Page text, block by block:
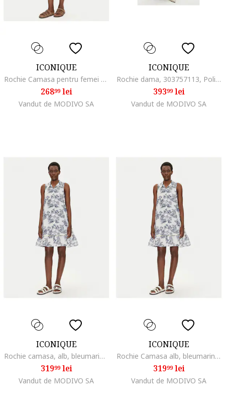
ICONIQUE
Rochie Camasa pentru femei multicolor, fabricata din material de calitate
26899lei
Vandut de MODIVO SA
ICONIQUE
Rochie dama, 303757113, Poliester, Negru, Negru
39399lei
Vandut de MODIVO SA
ICONIQUE
Rochie camasa, alb, bleumarin, 2 culori,
31999lei
Vandut de MODIVO SA
ICONIQUE
Rochie Camasa alb, bleumarin, 2 culori, material de calitate
31999lei
Vandut de MODIVO SA